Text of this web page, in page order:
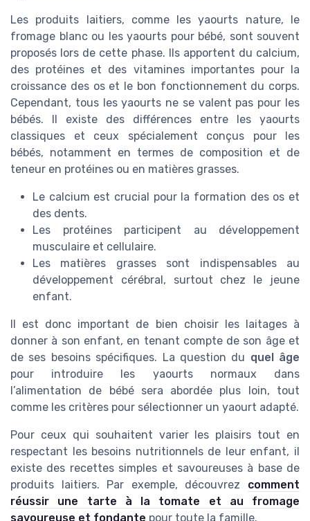
Les produits laitiers, comme les yaourts nature, le
fromage blanc ou les yaourts pour bébé, sont souvent
proposés lors de cette phase. Ils apportent du calcium,
des protéines et des vitamines importantes pour la
croissance des os et le bon fonctionnement du corps.
Cependant, tous les yaourts ne se valent pas pour les
bébés. Il existe des différences entre les yaourts
classiques et ceux spécialement conçus pour les
bébés, notamment en termes de composition et de
teneur en protéines ou en matières grasses.
Le calcium est crucial pour la formation des os et
des dents.
Les protéines participent au développement
musculaire et cellulaire.
Les matières grasses sont indispensables au
développement cérébral, surtout chez le jeune
enfant.
Il est donc important de bien choisir les laitages à
donner à son enfant, en tenant compte de son âge et
de ses besoins spécifiques. La question du quel âge
pour introduire les yaourts normaux dans
l’alimentation de bébé sera abordée plus loin, tout
comme les critères pour sélectionner un yaourt adapté.
Pour ceux qui souhaitent varier les plaisirs tout en
respectant les besoins nutritionnels de leur enfant, il
existe des recettes simples et savoureuses à base de
produits laitiers. Par exemple, découvrez comment
réussir une tarte à la tomate et au fromage
savoureuse et fondante pour toute la famille.